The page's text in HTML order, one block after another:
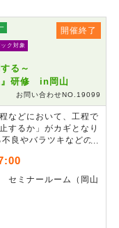
開催終了
ク対象
る～
』研修 in岡山
お問い合わせNO.19099
などにおいて、工程で
するか」がカギとなり
良やバラツキなどの
実習を通じて学び、
ラブル未然防止」の基
でいる方におすすめで
セミナールーム（岡山